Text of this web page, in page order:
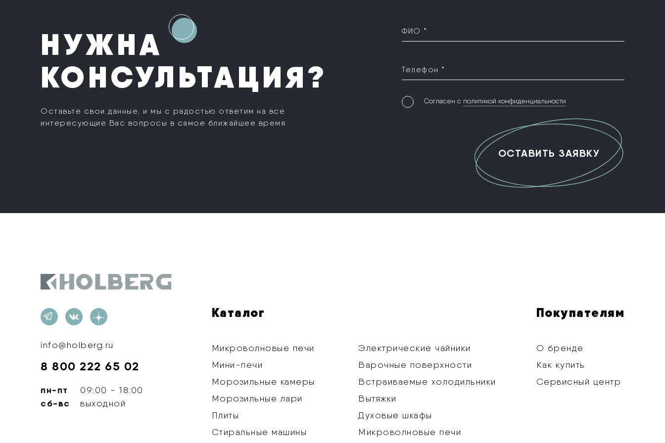
НУЖНА
КОНСУЛЬТАЦИЯ?
Оставьте свои данные, и мы с радостью ответим на все
интересующие Вас вопросы в самое ближайшее время
ФИО *
Телефон *
Согласен с политикой конфиденциальности
info@holberg.ru
8 800 222 65 02
пн-пт 09:00 - 18:00
сб-вс выходной
Каталог
Микроволновые печи
Мини-печи
Морозильные камеры
Морозильные лари
Плиты
Стиральные машины
Электрические чайники
Варочные поверхности
Встраиваемые холодильники
Вытяжки
Духовые шкафы
Микроволновые печи
Покупателям
О бренде
Как купить
Сервисный центр